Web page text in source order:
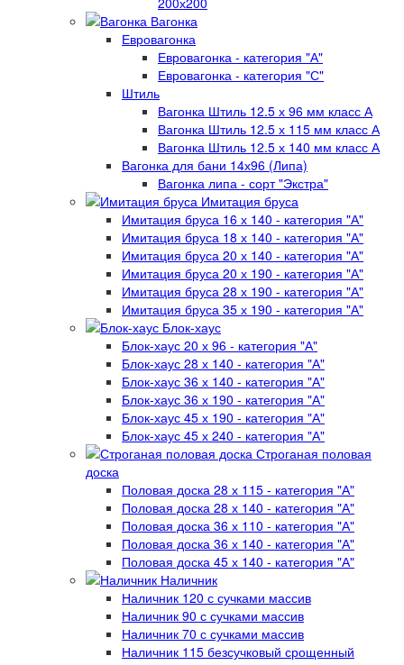
Вагонка
Евровагонка
Евровагонка - категория "А"
Евровагонка - категория "С"
Штиль
Вагонка Штиль 12.5 х 96 мм класс А
Вагонка Штиль 12.5 х 115 мм класс А
Вагонка Штиль 12.5 х 140 мм класс А
Вагонка для бани 14х96 (Липа)
Вагонка липа - сорт "Экстра"
Имитация бруса
Имитация бруса 16 х 140 - категория "А"
Имитация бруса 18 х 140 - категория "А"
Имитация бруса 20 х 140 - категория "А"
Имитация бруса 20 х 190 - категория "А"
Имитация бруса 28 х 190 - категория "А"
Имитация бруса 35 х 190 - категория "А"
Блок-хаус
Блок-хаус 20 х 96 - категория "А"
Блок-хаус 28 х 140 - категория "А"
Блок-хаус 36 х 140 - категория "А"
Блок-хаус 36 х 190 - категория "А"
Блок-хаус 45 х 190 - категория "А"
Блок-хаус 45 х 240 - категория "А"
Строганая половая
доска
Половая доска 28 х 115 - категория "А"
Половая доска 28 х 140 - категория "А"
Половая доска 36 х 110 - категория "А"
Половая доска 36 х 140 - категория "А"
Половая доска 45 х 140 - категория "А"
Наличник
Наличник 120 с сучками массив
Наличник 90 с сучками массив
Наличник 70 с сучками массив
Наличник 115 безсучковый срощенный